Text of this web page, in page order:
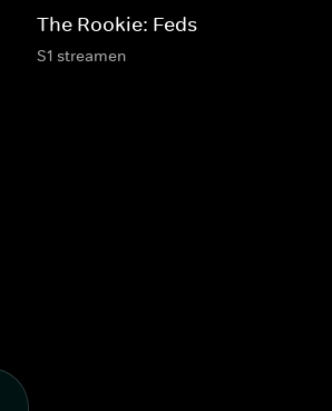
The Rookie: Feds
S1 streamen